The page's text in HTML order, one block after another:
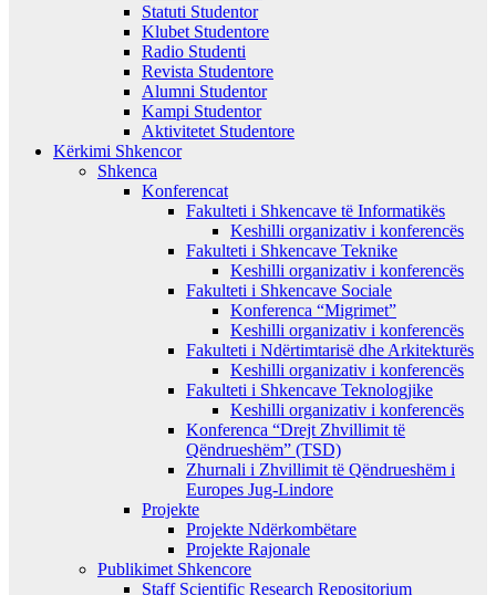
Statuti Studentor
Klubet Studentore
Radio Studenti
Revista Studentore
Alumni Studentor
Kampi Studentor
Aktivitetet Studentore
Kërkimi Shkencor
Shkenca
Konferencat
Fakulteti i Shkencave të Informatikës
Keshilli organizativ i konferencës
Fakulteti i Shkencave Teknike
Keshilli organizativ i konferencës
Fakulteti i Shkencave Sociale
Konferenca “Migrimet”
Keshilli organizativ i konferencës
Fakulteti i Ndërtimtarisë dhe Arkitekturës
Keshilli organizativ i konferencës
Fakulteti i Shkencave Teknologjike
Keshilli organizativ i konferencës
Konferenca “Drejt Zhvillimit të
Qëndrueshëm” (TSD)
Zhurnali i Zhvillimit të Qëndrueshëm i
Europes Jug-Lindore
Projekte
Projekte Ndërkombëtare
Projekte Rajonale
Publikimet Shkencore
Staff Scientific Research Repositorium